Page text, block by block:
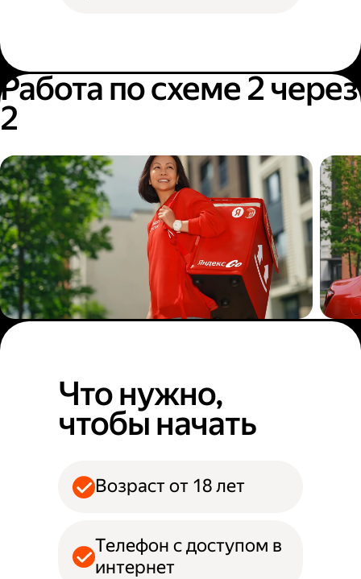
Работа по схеме 2 через
2
Пеший курьер
Что нужно,
чтобы начать
Возраст от 18 лет
Телефон с доступом в
интернет